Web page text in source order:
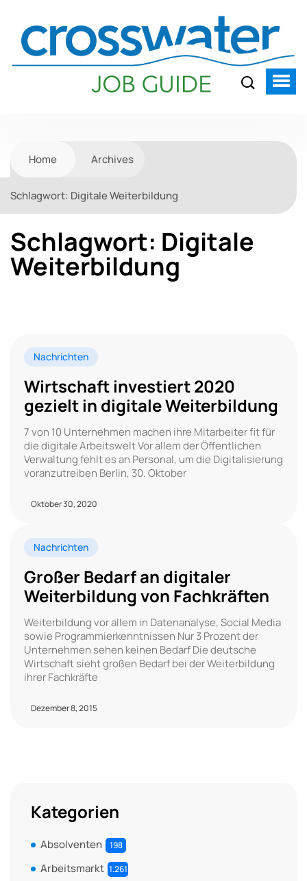
Home Archives
Schlagwort: Digitale Weiterbildung
Schlagwort: Digitale
Weiterbildung
Nachrichten
Wirtschaft investiert 2020
gezielt in digitale Weiterbildung
7 von 10 Unternehmen machen ihre Mitarbeiter fit für
die digitale Arbeitswelt Vor allem der Öffentlichen
Verwaltung fehlt es an Personal, um die Digitalisierung
voranzutreiben Berlin, 30. Oktober
Oktober 30, 2020
Nachrichten
Großer Bedarf an digitaler
Weiterbildung von Fachkräften
Weiterbildung vor allem in Datenanalyse, Social Media
sowie Programmierkenntnissen Nur 3 Prozent der
Unternehmen sehen keinen Bedarf Die deutsche
Wirtschaft sieht großen Bedarf bei der Weiterbildung
ihrer Fachkräfte
Dezember 8, 2015
Kategorien
Absolventen 198
Arbeitsmarkt 1.261